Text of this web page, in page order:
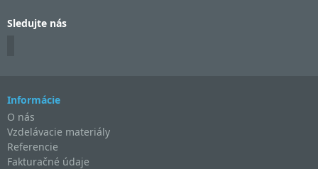
Sledujte nás
Informácie
O nás
Vzdelávacie materiály
Referencie
Fakturačné údaje